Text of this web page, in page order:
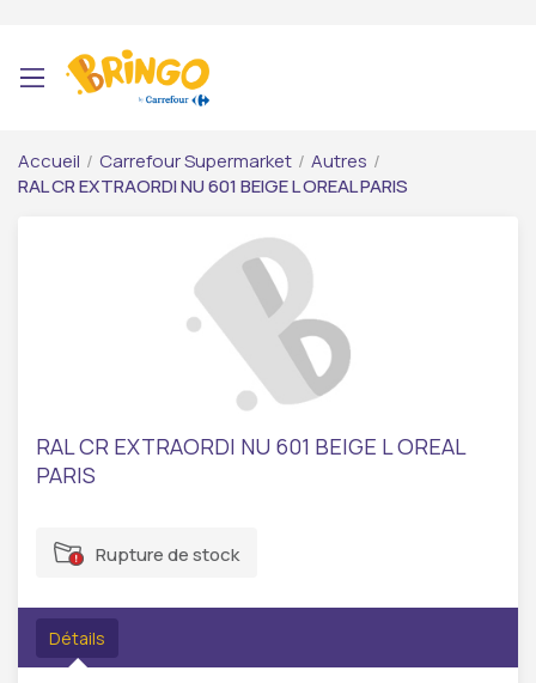
Accueil / Carrefour Supermarket / Autres /
RAL CR EXTRAORDI NU 601 BEIGE L OREAL PARIS
RAL CR EXTRAORDI NU 601 BEIGE L OREAL
PARIS
Rupture de stock
Détails